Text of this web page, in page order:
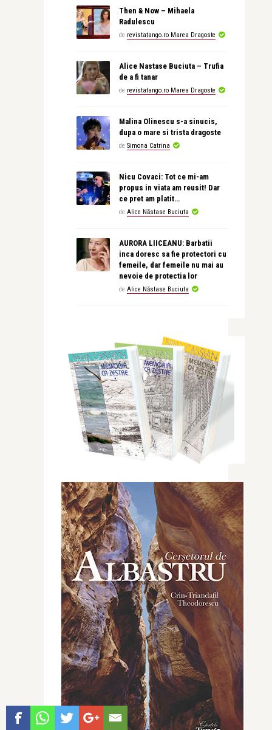
Then & Now – Mihaela
Radulescu
de revistatango.ro Marea Dragoste
Alice Nastase Buciuta – Trufia
de a fi tanar
de revistatango.ro Marea Dragoste
Malina Olinescu s-a sinucis,
dupa o mare si trista dragoste
de Simona Catrina
Nicu Covaci: Tot ce mi-am
propus in viata am reusit! Dar
ce pret am platit…
de Alice Năstase Buciuta
AURORA LIICEANU: Barbatii
inca doresc sa fie protectori cu
femeile, dar femeile nu mai au
nevoie de protectia lor
de Alice Năstase Buciuta